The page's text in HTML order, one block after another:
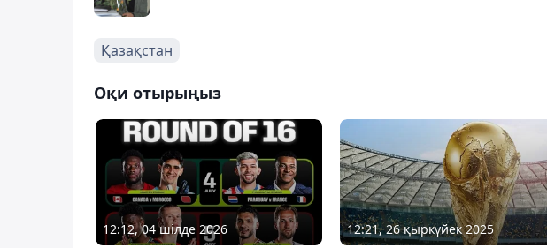
Қазақстан
Оқи отырыңыз
12:12, 04 шілде 2026 12:21, 26 қыркүйек 2025